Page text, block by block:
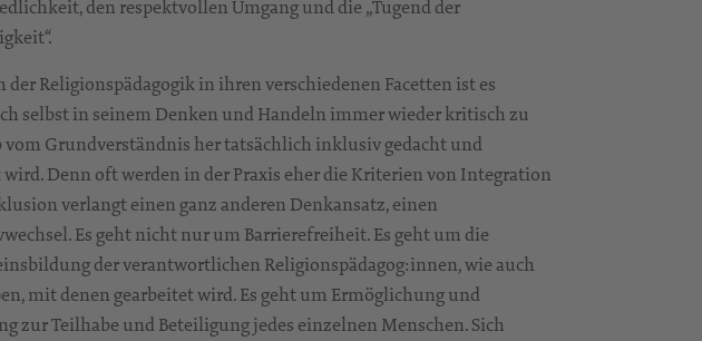
den respektvollen Umgang und die „Tugend der
der Religionspädagogik in ihren verschiedenen Facetten ist es
selbst in seinem Denken und Handeln immer wieder kritisch zu
vom Grundverständnis her tatsächlich inklusiv gedacht und
wird. Denn oft werden in der Praxis eher die Kriterien von Integration
verlangt einen ganz anderen Denkansatz, einen
Es geht nicht nur um Barrierefreiheit. Es geht um die
der verantwortlichen Religionspädagog:innen, wie auch
mit denen gearbeitet wird. Es geht um Ermöglichung und
zur Teilhabe und Beteiligung jedes einzelnen Menschen. Sich